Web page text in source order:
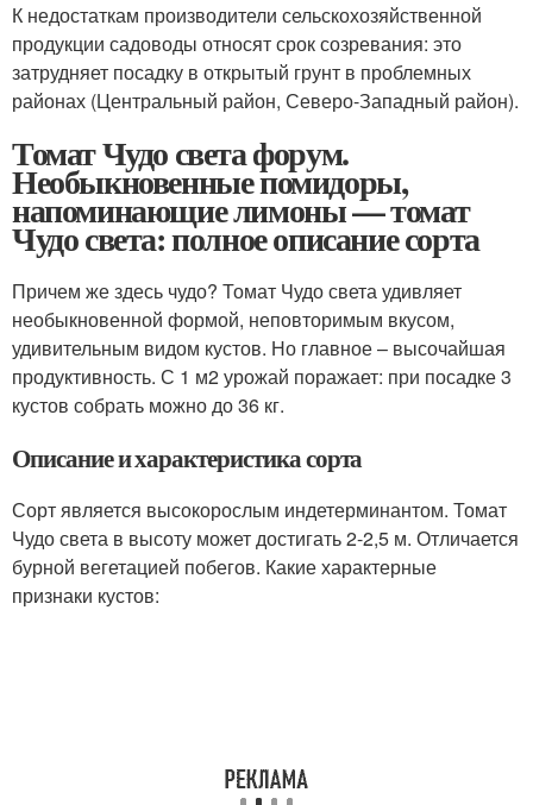
К недостаткам производители сельскохозяйственной
продукции садоводы относят срок созревания: это
затрудняет посадку в открытый грунт в проблемных
районах (Центральный район, Северо-Западный район).
Томат Чудо света форум.
Необыкновенные помидоры,
напоминающие лимоны — томат
Чудо света: полное описание сорта
Причем же здесь чудо? Томат Чудо света удивляет
необыкновенной формой, неповторимым вкусом,
удивительным видом кустов. Но главное – высочайшая
продуктивность. С 1 м2 урожай поражает: при посадке 3
кустов собрать можно до 36 кг.
Описание и характеристика сорта
Сорт является высокорослым индетерминантом. Томат
Чудо света в высоту может достигать 2-2,5 м. Отличается
бурной вегетацией побегов. Какие характерные
признаки кустов: